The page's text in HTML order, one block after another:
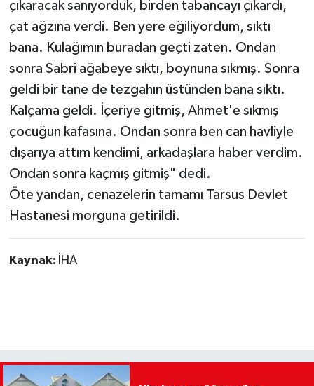
çıkaracak sanıyorduk, birden tabancayı çıkardı,
çat ağzına verdi. Ben yere eğiliyordum, sıktı
bana. Kulağımın buradan geçti zaten. Ondan
sonra Sabri ağabeye sıktı, boynuna sıkmış. Sonra
geldi bir tane de tezgahın üstünden bana sıktı.
Kalçama geldi. İçeriye gitmiş, Ahmet'e sıkmış
çocuğun kafasına. Ondan sonra ben can havliyle
dışarıya attım kendimi, arkadaşlara haber verdim.
Ondan sonra kaçmış gitmiş" dedi.
Öte yandan, cenazelerin tamamı Tarsus Devlet
Hastanesi morguna getirildi.
Kaynak: İHA